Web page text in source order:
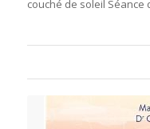
couché de soleil Séance